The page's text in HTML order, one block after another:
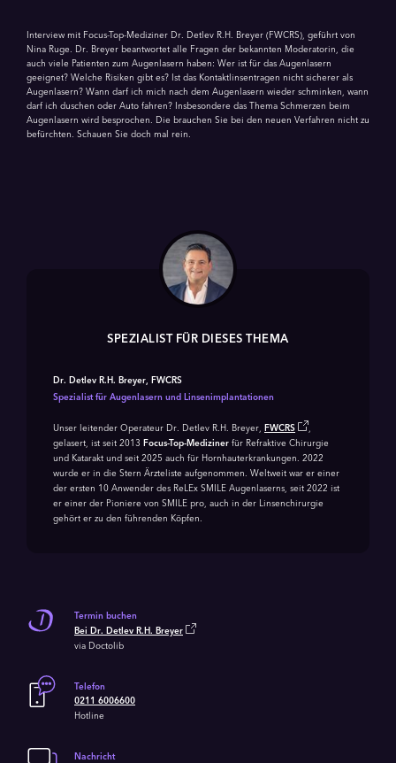
Interview mit Focus-Top-Mediziner Dr. Detlev R.H. Breyer (FWCRS), geführt von
Nina Ruge. Dr. Breyer beantwortet alle Fragen der bekannten Moderatorin, die
auch viele Patienten zum Augenlasern haben: Wer ist für das Augenlasern
geeignet? Welche Risiken gibt es? Ist das Kontakt­linsen­tragen nicht sicherer als
Augenlasern? Wann darf ich mich nach dem Augenlasern wieder schminken, wann
darf ich duschen oder Auto fahren? Insbesondere das Thema Schmerzen beim
Augenlasern wird besprochen. Die brauchen Sie bei den neuen Verfahren nicht zu
befürchten. Schauen Sie doch mal rein.
SPEZIALIST FÜR DIESES THEMA
Dr. Detlev R.H. Breyer, FWCRS
Spezialist für Augenlasern und Linsenimplantationen
Unser leitender Operateur Dr. Detlev R.H. Breyer, FWCRS
,
gelasert, ist seit 2013 Focus-Top-Mediziner für Refraktive Chirurgie
und Katarakt und seit 2025 auch für Hornhauterkrankungen. 2022
wurde er in die Stern Ärzteliste aufgenommen. Weltweit war er einer
der ersten 10 Anwender des ReLEx SMILE Augenlaserns, seit 2022 ist
er einer der Pioniere von SMILE pro, auch in der Linsenchirurgie
gehört er zu den führenden Köpfen.
Termin buchen
Bei Dr. Detlev R.H. Breyer
via Doctolib
Telefon
0211 6006600
Hotline
Nachricht